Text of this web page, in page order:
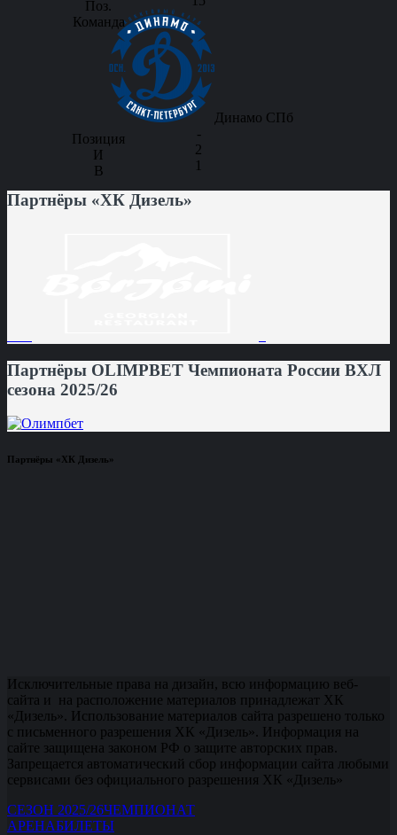
Динамо СПб
-
2
1
Партнёры «ХК Дизель»
Партнёры OLIMPBET Чемпионата России ВХЛ
сезона 2025/26
Партнёры «ХК Дизель»
Исключительные права на дизайн, всю информацию веб-
сайта и на расположение материалов принадлежат ХК
«Дизель». Использование материалов сайта разрешено только
с письменного разрешения ХК «Дизель». Информация на
сайте защищена законом РФ о защите авторских прав.
Запрещается автоматический сбор информации сайта любыми
сервисами без официального разрешения ХК «Дизель»
СЕЗОН 2025/26ЧЕМПИОНАТ
АРЕНАБИЛЕТЫ